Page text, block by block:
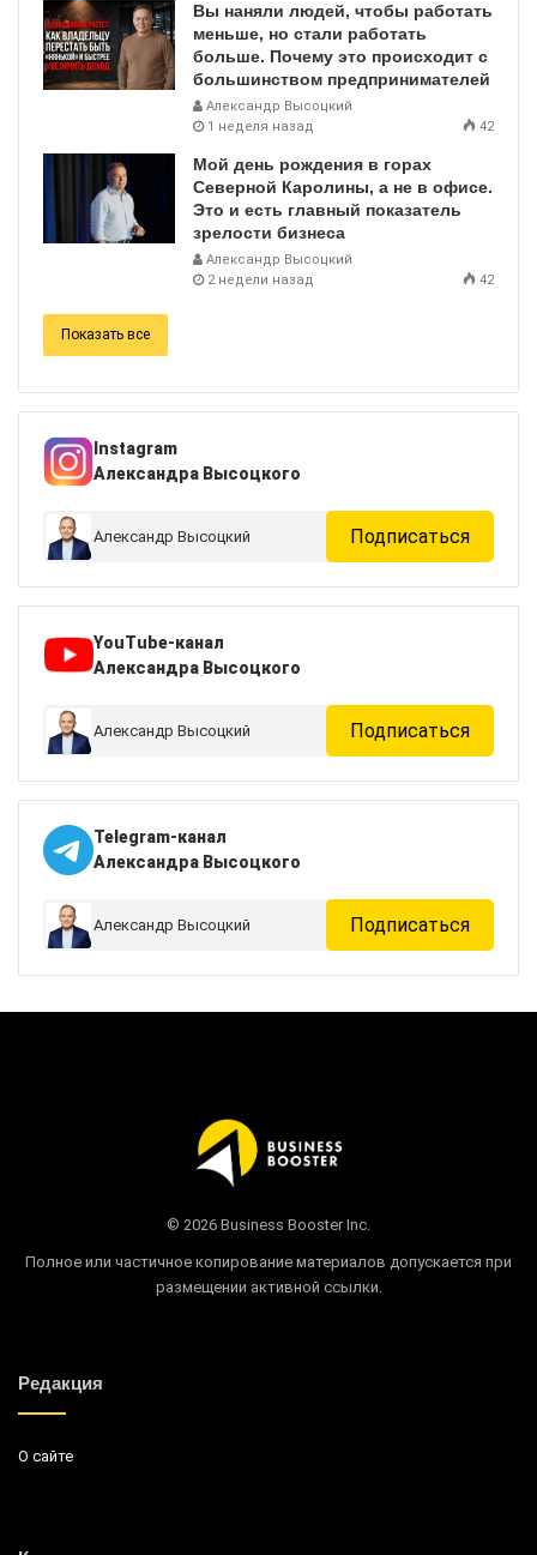
Вы наняли людей, чтобы работать
меньше, но стали работать
больше. Почему это происходит с
большинством предпринимателей
Александр Высоцкий
1 неделя назад
42
Мой день рождения в горах
Северной Каролины, а не в офисе.
Это и есть главный показатель
зрелости бизнеса
Александр Высоцкий
2 недели назад
42
Показать все
Instagram
Александра Высоцкого
Александр Высоцкий Подписаться
YouTube-канал
Александра Высоцкого
Александр Высоцкий Подписаться
Telegram-канал
Александра Высоцкого
Александр Высоцкий Подписаться
© 2026 Business Booster Inc.
Полное или частичное копирование материалов допускается при
размещении активной ссылки.
Редакция
О сайте